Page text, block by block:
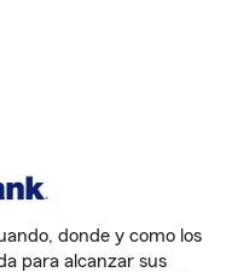
donde y como los
para alcanzar sus